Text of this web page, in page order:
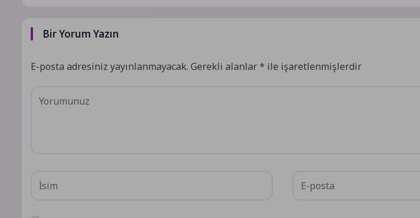
Bir Yorum Yazın
E-posta adresiniz yayınlanmayacak. Gerekli alanlar* ile işaretlenmişlerdir